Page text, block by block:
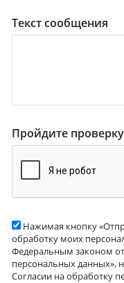
Текст сообщения
Пройдите
Нажимая кнопку
обработку моих
Федеральным законом
персональных данных»,
Согласии на обработку